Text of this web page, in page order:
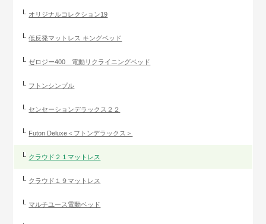
オリジナルコレクション19
低反発マットレス キングベッド
ゼロジー400 電動リクライニングベッド
フトンシンプル
センセーションデラックス２２
Futon Deluxe＜フトンデラックス＞
クラウド２１マットレス
クラウド１９マットレス
マルチユース電動ベッド